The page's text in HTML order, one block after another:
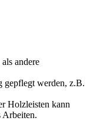
andere
gepflegt werden, z.B.
Holzleisten kann
Arbeiten.